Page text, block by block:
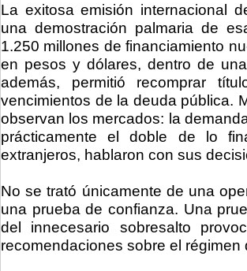
La exitosa emisión internacional
una demostración palmaria de
1.250 millones de financiamiento
en pesos y dólares, dentro de
además, permitió recomprar
vencimientos de la deuda pública.
observan los mercados: la
prácticamente el doble de lo
extranjeros, hablaron con sus
No se trató únicamente de una
una prueba de confianza. Una
del innecesario sobresalto
recomendaciones sobre el régimen